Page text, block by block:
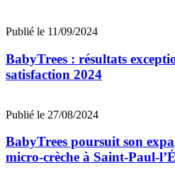
Publié le 11/09/2024
BabyTrees : résultats
satisfaction 2024
Publié le 27/08/2024
BabyTrees poursuit son
micro-crèche à Saint-Paul-